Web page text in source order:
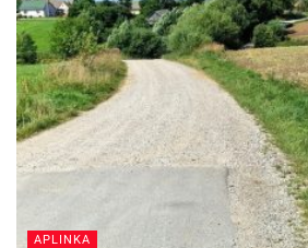
sankryžų dangos, o žvyro ar
išasfaltuotos. Didelis
žmonėms su negalia.
Aktualios naujienos
Rokiškyje užbaigtas
gatvės dviračių ir
APLINKA